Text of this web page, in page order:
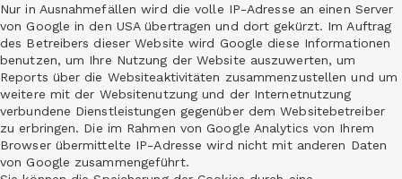
Nur in Ausnahmefällen wird die volle IP-Adresse an einen Server
von Google in den USA übertragen und dort gekürzt. Im Auftrag
des Betreibers dieser Website wird Google diese Informationen
benutzen, um Ihre Nutzung der Website auszuwerten, um
Reports über die Websiteaktivitäten zusammenzustellen und um
weitere mit der Websitenutzung und der Internetnutzung
verbundene Dienstleistungen gegenüber dem Websitebetreiber
zu erbringen. Die im Rahmen von Google Analytics von Ihrem
Browser übermittelte IP-Adresse wird nicht mit anderen Daten
von Google zusammengeführt.